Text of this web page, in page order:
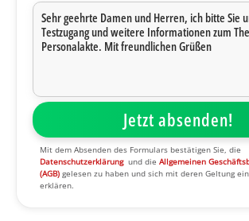
Mit dem Absenden des Formulars bestätigen Sie, die
Datenschutzerklärung und dieAllgemeinen
(AGB)gelesen zu haben und sich mit deren Geltung
erklären.